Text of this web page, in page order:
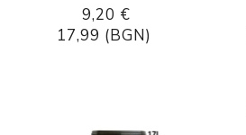
9,20 €
17,99 (BGN)